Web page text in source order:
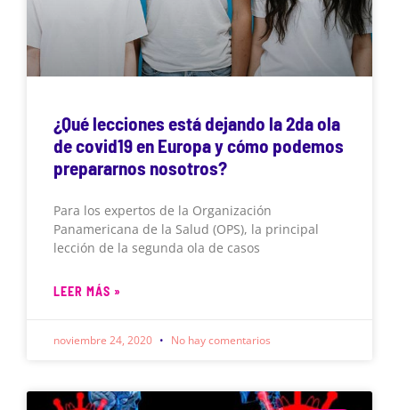
¿Qué lecciones está dejando la 2da ola
de covid19 en Europa y cómo podemos
prepararnos nosotros?
Para los expertos de la Organización
Panamericana de la Salud (OPS), la principal
lección de la segunda ola de casos
LEER MÁS »
noviembre 24, 2020 No hay comentarios